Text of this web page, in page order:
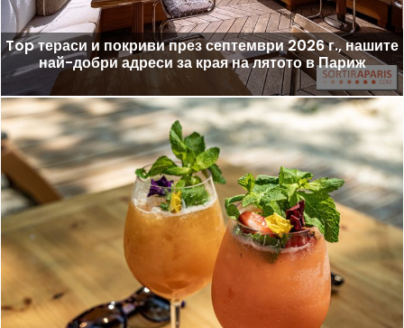
Top тераси и покриви през септември 2026 г., нашите
най-добри адреси за края на лятото в Париж